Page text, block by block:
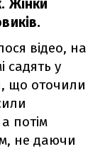
Жінки
відео, на
садять у
що оточили
потім
не даючи